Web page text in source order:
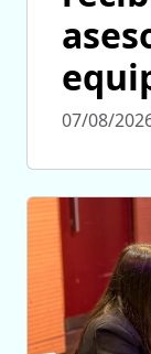
07/08/